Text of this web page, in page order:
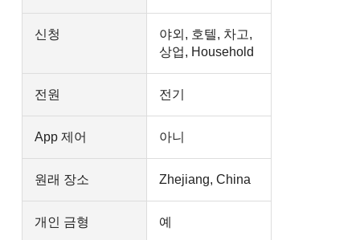
신청
야외, 호텔, 차고,
상업, Household
전원 전기
App 제어 아니
원래 장소 Zhejiang, China
개인 금형 예